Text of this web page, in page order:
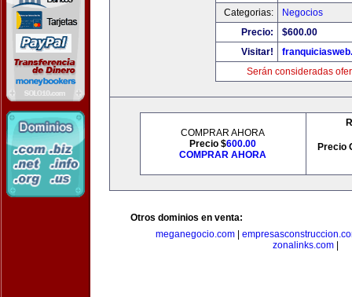
Categorias:
Negocios
Precio:
$600.00
Visitar!
Serán consideradas
COMPRAR AHORA
Precio $600.00
COMPRAR AHORA
Precio
Otros dominios en venta:
meganegocio.com|
zonalinks.com